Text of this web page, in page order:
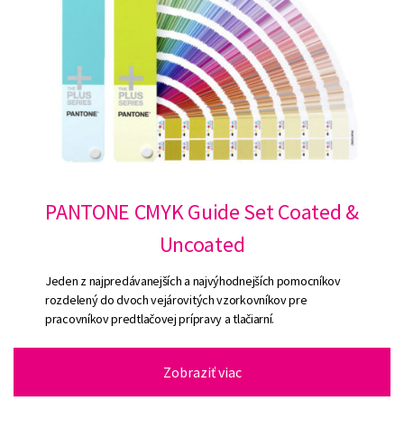
PANTONE CMYK Guide Set Coated &
Uncoated
Jeden z najpredávanejších a najvýhodnejších pomocníkov
rozdelený do dvoch vejárovitých vzorkovníkov pre
pracovníkov predtlačovej prípravy a tlačiarní.
Zobraziť viac